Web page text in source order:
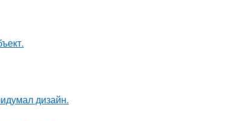
дизайн.